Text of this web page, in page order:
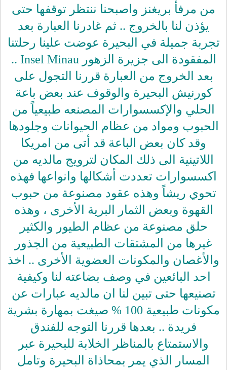
من مرفأ بريغنز واصبحنا ننتظر توقفها حتى
يؤذن لنا بالخروج .. ثم غادرنا العبارة بعد
تجربة جميلة في البحيرة عوضت علينا رحلتنا
المفقودة الى جزيرة الزهور Insel Minau ..
بعد الخروج من العبارة قررنا التجول على
كورنيش البحيرة والوقوف عند بعض باعة
الحلي والإكسسوارات المصنعه طبيعياً من
الحبوب ومواد من عظام الحيوانات وجلودها
وقد كان بعض الباعة قد أتى من امريكا
اللاتينية الى ذلك المكان لترويج مالديه من
اكسسوارات تعددت أشكالها وانواعها فهذه
تحوي ريشاً وهذه عقود مصنوعة من حبوب
القهوة وبعض الثمار البرية الأخرى ، وهذه
حلق مصنوعة من عظام الطيور والكثير
غيرها من المشتقات الطبيعية من الجذور
والأغصان والمكونات العضوية الأخرى .. اخذ
احد البائعين في وصف بضاعته لنا وكيفية
تصنيعها حتى تبين لنا ان مالديه عبارات عن
مكونات طبيعية 100 % صيغت بمهارة بشرية
فريدة .. بعدها قررنا التوجه للفندق
والاستمتاع بالمناظر الخلابة للبحيرة عبر
المسار الذي يمر بمحاذاة البحيرة وتامل